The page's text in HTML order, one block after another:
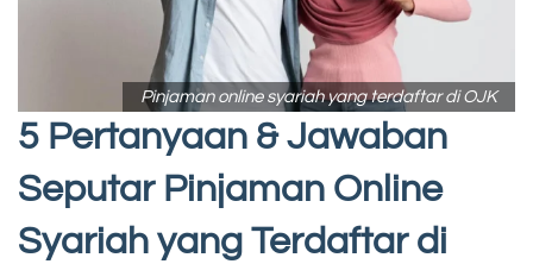
Pinjaman online syariah yang terdaftar di OJK
5 Pertanyaan & Jawaban
Seputar Pinjaman Online
Syariah yang Terdaftar di